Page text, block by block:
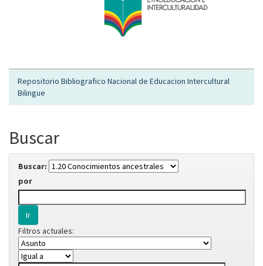
Repositorio Bibliografico Nacional de Educacion Intercultural
Bilingue
Buscar
Buscar:
por
Filtros actuales: